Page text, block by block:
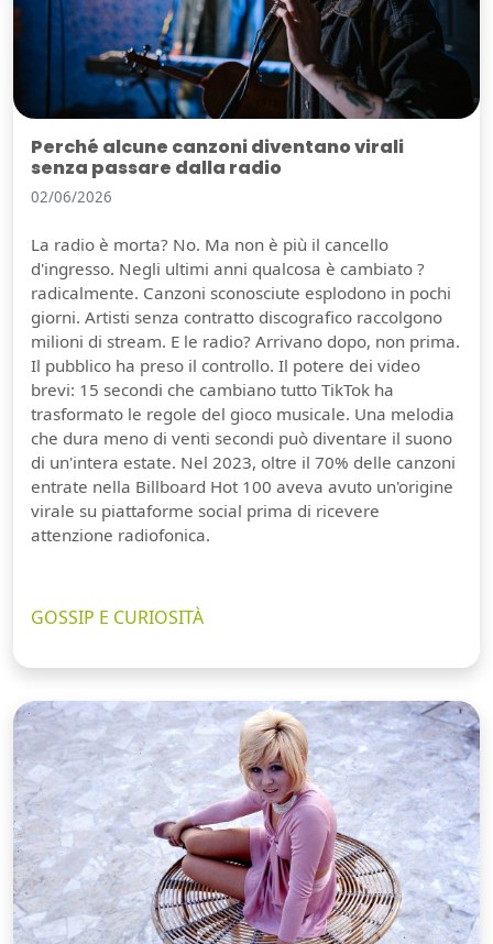
Perché alcune canzoni diventano virali
senza passare dalla radio
02/06/2026
La radio è morta? No. Ma non è più il cancello
d'ingresso. Negli ultimi anni qualcosa è cambiato ?
radicalmente. Canzoni sconosciute esplodono in pochi
giorni. Artisti senza contratto discografico raccolgono
milioni di stream. E le radio? Arrivano dopo, non prima.
Il pubblico ha preso il controllo. Il potere dei video
brevi: 15 secondi che cambiano tutto TikTok ha
trasformato le regole del gioco musicale. Una melodia
che dura meno di venti secondi può diventare il suono
di un'intera estate. Nel 2023, oltre il 70% delle canzoni
entrate nella Billboard Hot 100 aveva avuto un'origine
virale su piattaforme social prima di ricevere
attenzione radiofonica.
GOSSIP E CURIOSITÀ